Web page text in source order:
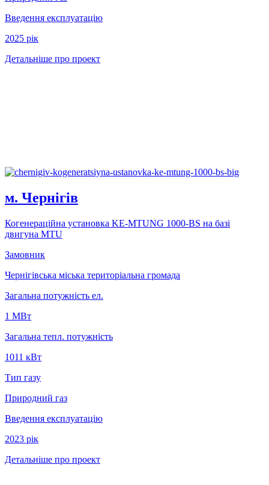
Введення експлуатацію
2025 рік
Детальніше про проект
м. Чернiгiв
Когенерацiйна установка KE-MTUNG 1000-BS на базi
двигуна MTU
Замовник
Чернігівська міська територіальна громада
Загальна потужність ел.
1 MВт
Загальна тепл. потужність
1011 кВт
Тип газу
Природний газ
Введення експлуатацію
2023 рiк
Детальніше про проект